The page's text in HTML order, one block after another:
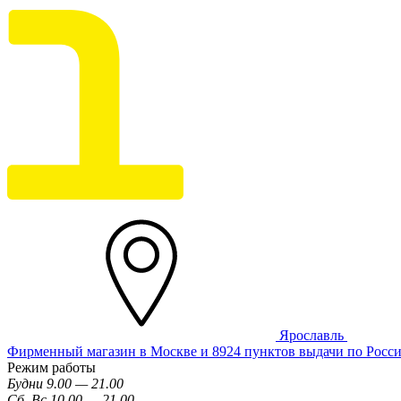
Ярославль
Фирменный магазин в Москве и 8924 пунктов выдачи по
Режим работы
Будни 9.00 — 21.00